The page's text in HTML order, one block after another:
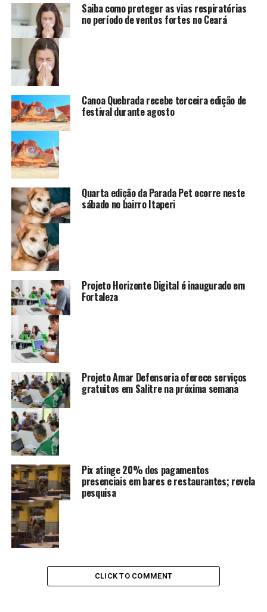
Saiba como proteger as vias respiratórias
no período de ventos fortes no Ceará
Canoa Quebrada recebe terceira edição de
festival durante agosto
Quarta edição da Parada Pet ocorre neste
sábado no bairro Itaperi
Projeto Horizonte Digital é inaugurado em
Fortaleza
Projeto Amar Defensoria oferece serviços
gratuitos em Salitre na próxima semana
Pix atinge 20% dos pagamentos
presenciais em bares e restaurantes; revela
pesquisa
CLICK TO COMMENT